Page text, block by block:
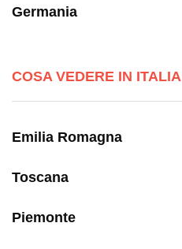
Germania
COSA VEDERE IN ITALIA
Emilia Romagna
Toscana
Piemonte